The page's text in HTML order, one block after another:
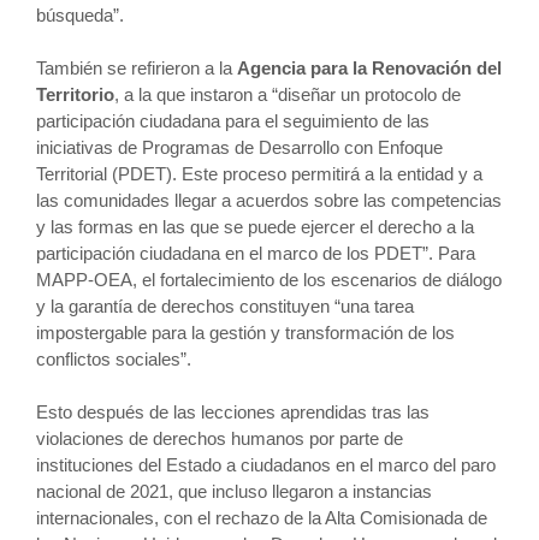
búsqueda”.
También se refirieron a la Agencia para la Renovación del
Territorio, a la que instaron a “diseñar un protocolo de
participación ciudadana para el seguimiento de las
iniciativas de Programas de Desarrollo con Enfoque
Territorial (PDET). Este proceso permitirá a la entidad y a
las comunidades llegar a acuerdos sobre las competencias
y las formas en las que se puede ejercer el derecho a la
participación ciudadana en el marco de los PDET”. Para
MAPP-OEA, el fortalecimiento de los escenarios de diálogo
y la garantía de derechos constituyen “una tarea
impostergable para la gestión y transformación de los
conflictos sociales”.
Esto después de las lecciones aprendidas tras las
violaciones de derechos humanos por parte de
instituciones del Estado a ciudadanos en el marco del paro
nacional de 2021, que incluso llegaron a instancias
internacionales, con el rechazo de la Alta Comisionada de